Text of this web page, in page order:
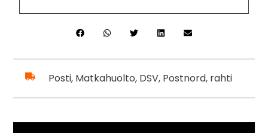
Posti, Matkahuolto, DSV, Postnord, rahti